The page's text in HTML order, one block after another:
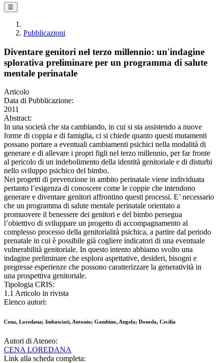
☰
Pubblicazioni
Diventare genitori nel terzo millennio: un'indagine
splorativa preliminare per un programma di salute
mentale perinatale
Articolo
Data di Pubblicazione:
2011
Abstract:
In una società che sta cambiando, in cui si sta assistendo a nuove
forme di coppia e di famiglia, ci si chiede quanto questi mutamenti
possano portare a eventuali cambiamenti psichici nella modalità di
generare e di allevare i propri figli nel terzo millennio, per far fronte
al pericolo di un indebolimento della identità genitoriale e di disturbi
nello sviluppo psichico del bimbo.
Nei progetti di prevenzione in ambito perinatale viene individuata
pertanto l’esigenza di conoscere come le coppie che intendono
generare e diventare genitori affrontino questi processi. E’ necessario
che un programma di salute mentale perinatale orientato a
promuovere il benessere dei genitori e del bimbo persegua
l’obiettivo di sviluppare un progetto di accompagnamento al
complesso processo della genitorialità psichica, a partire dal periodo
prenatale in cui è possibile già cogliere indicatori di una eventuale
vulnerabilità genitoriale. In questo intento abbiamo svolto una
indagine preliminare che esplora aspettative, desideri, bisogni e
pregresse esperienze che possono caratterizzare la generatività in
una prospettiva genitoriale.
Tipologia CRIS:
1.1 Articolo in rivista
Elenco autori:
Cena, Loredana; Imbasciati, Antonio; Gambino, Angela; Doneda, Cecilia
Autori di Ateneo:
CENA LOREDANA
Link alla scheda completa: